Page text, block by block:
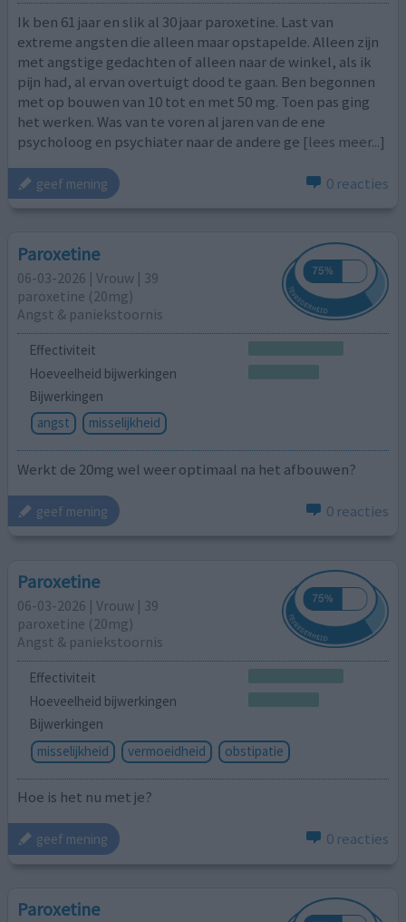
Ik ben 61 jaar en slik al 30 jaar paroxetine. Last van
extreme angsten die alleen maar opstapelde. Alleen zijn
met angstige gedachten of alleen naar de winkel, als ik
pijn had, al ervan overtuigt dood te gaan. Ben begonnen
met op bouwen van 10 tot en met 50 mg. Toen pas ging
het werken. Was van te voren al jaren van de ene
psycholoog en psychiater naar de andere ge [lees meer...]
geef mening 0 reacties
Paroxetine
06-03-2026 | Vrouw | 39
paroxetine (20mg)
Angst & paniekstoornis
Effectiviteit
Hoeveelheid bijwerkingen
Bijwerkingen
angst
misselijkheid
Werkt de 20mg wel weer optimaal na het afbouwen?
geef mening 0 reacties
Paroxetine
06-03-2026 | Vrouw | 39
paroxetine (20mg)
Angst & paniekstoornis
Effectiviteit
Hoeveelheid bijwerkingen
Bijwerkingen
misselijkheid
vermoeidheid obstipatie
Hoe is het nu met je?
geef mening 0 reacties
Paroxetine